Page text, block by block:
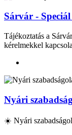
Sárvár -
Tájékoztatás a
kérelmekkel
Nyári
☀️ Nyári